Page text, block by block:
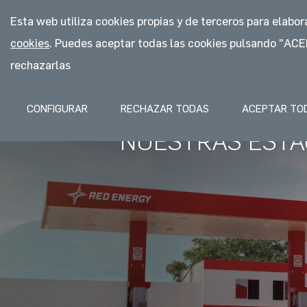
Esta web utiliza cookies propias y de terceros para
cookies. Puedes aceptar todas las cookies pulsando
rechazarlas
CONFIGURAR RECHAZAR TODAS ACEPTAR
QUIÉNES SOMOS FRANQUICIA
NUESTRAS